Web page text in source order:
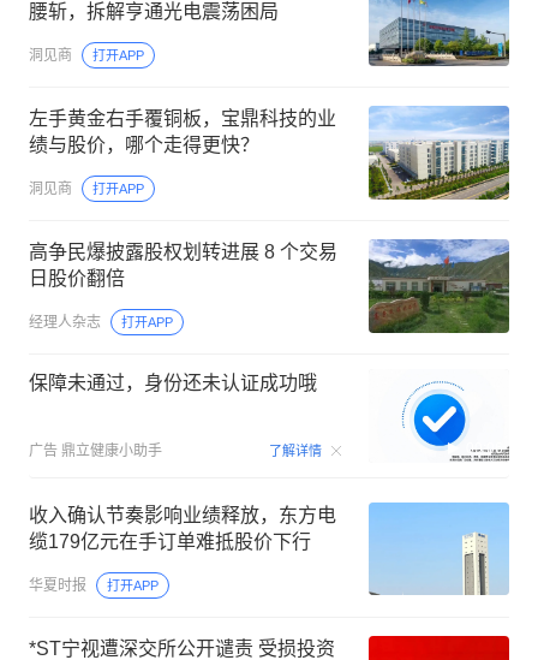
腰斩，拆解亨通光电震荡困局
洞见商 打开APP
左手黄金右手覆铜板，宝鼎科技的业
绩与股价，哪个走得更快？
洞见商 打开APP
高争民爆披露股权划转进展 8 个交易
日股价翻倍
经理人杂志 打开APP
保障未通过，身份还未认证成功哦
广告 鼎立健康小助手 了解详情 00:06
收入确认节奏影响业绩释放，东方电
缆179亿元在手订单难抵股价下行
华夏时报 打开APP
*ST宁视遭深交所公开谴责 受损投资